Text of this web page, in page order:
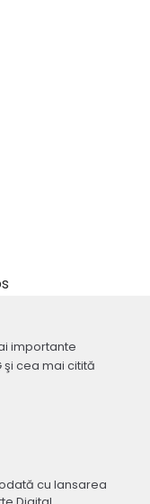
importante
şi cea mai citită
cu lansarea